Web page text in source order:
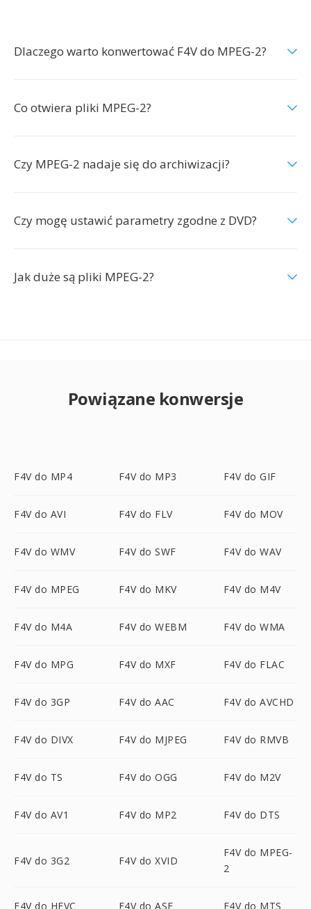
Dlaczego warto konwertować F4V do MPEG-2?
Co otwiera pliki MPEG-2?
Czy MPEG-2 nadaje się do archiwizacji?
Czy mogę ustawić parametry zgodne z DVD?
Jak duże są pliki MPEG-2?
Powiązane konwersje
F4V do MP4 F4V do MP3 F4V do GIF
F4V do AVI F4V do FLV F4V do MOV
F4V do WMV F4V do SWF F4V do WAV
F4V do MPEG F4V do MKV F4V do M4V
F4V do M4A F4V do WEBM F4V do WMA
F4V do MPG F4V do MXF F4V do FLAC
F4V do 3GP F4V do AAC F4V do AVCHD
F4V do DIVX F4V do MJPEG F4V do RMVB
F4V do TS F4V do OGG F4V do M2V
F4V do AV1 F4V do MP2 F4V do DTS
F4V do 3G2 F4V do XVID
F4V do MPEG-
2
F4V do HEVC F4V do ASF F4V do MTS